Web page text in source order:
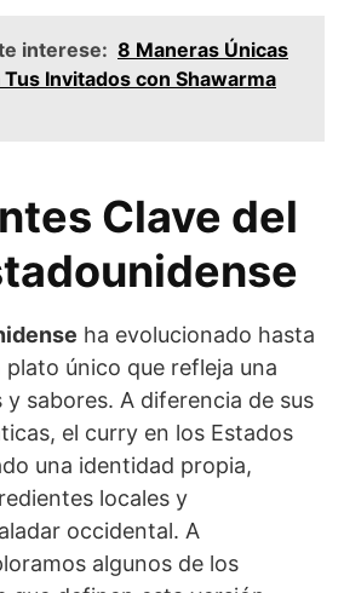
interese: 8 Maneras Únicas
Invitados con Shawarma
Clave del
ha evolucionado hasta
único que refleja una
sabores. A diferencia de sus
el curry en los Estados
una identidad propia,
locales y
occidental. A
algunos de los